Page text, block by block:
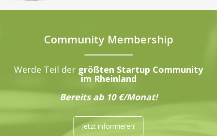
Community Membership
Werde Teil der größten Startup Community
im Rheinland
Bereits ab 10 €/Monat!
Jetzt informieren!